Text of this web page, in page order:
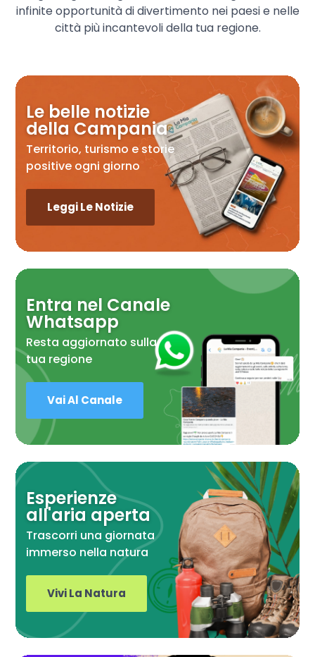
infinite opportunità di divertimento nei paesi e nelle
città più incantevoli della tua regione.
Le belle notizie
della Campania
Territorio, turismo e storie
positive ogni giorno
Leggi Le Notizie
Entra nel Canale
Whatsapp
Resta aggiornato sulla
tua regione
Vai Al Canale
Esperienze
all'aria aperta
Trascorri una giornata
immerso nella natura
Vivi La Natura